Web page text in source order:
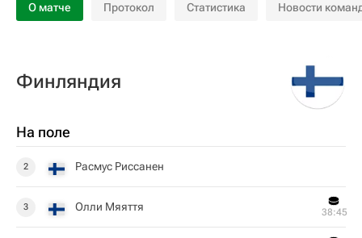
О матче Протокол Статистика Новости
Финляндия
На поле
2 Расмус Риссанен
3 Олли Мяяття 38:45